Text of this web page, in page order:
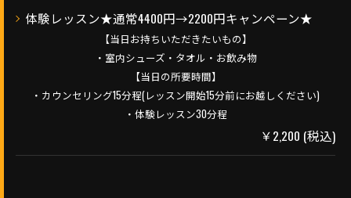
体験レッスン★通常4400円→2200円キャンペーン★
【当日お持ちいただきたいもの】
・室内シューズ・タオル・お飲み物
【当日の所要時間】
・カウンセリング15分程(レッスン開始15分前にお越しください)
・体験レッスン30分程
￥2,200 (税込)